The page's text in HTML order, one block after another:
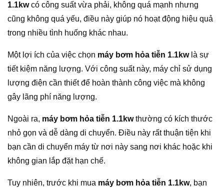
1.1kwcó công suất vừa phải, không quá mạnh nhưng
cũng không quá yếu, điều này giúp nó hoạt động hiệu quả
trong nhiều tình huống khác nhau.
Một lợi ích của việc chọn máy bơm hỏa tiễn 1.1kwlà sự
tiết kiệm năng lượng. Với công suất này, máy chỉ sử dụng
lượng điện cần thiết để hoàn thành công việc mà không
gây lãng phí năng lượng.
Ngoài ra, máy bơm hỏa tiễn 1.1kwthường có kích thước
nhỏ gọn và dễ dàng di chuyển. Điều này rất thuận tiện khi
bạn cần di chuyển máy từ nơi này sang nơi khác hoặc khi
không gian lắp đặt hạn chế.
Tuy nhiên, trước khi mua máy bơm hỏa tiễn 1.1kw, bạn